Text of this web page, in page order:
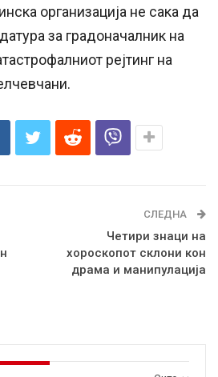
организација не сака да
за градоначалник на
рејтинг на
СЛЕДНА
Четири знаци на
хороскопот склони кон
драма и манипулација